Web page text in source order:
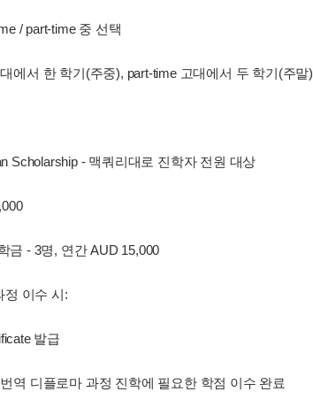
/ part-time 중 선택
대에서 한 학기(주중), part-time 고대에서 두 학기(주말)
Scholarship - 맥쿼리대로 진학자 전원 대상
금 - 3명, 연간 AUD 15,000
정 이수 시:
발급
역 디플로마 과정 진학에 필요한 학점 이수 완료